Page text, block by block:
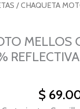
/ CHAQUETA
MELLOS
$